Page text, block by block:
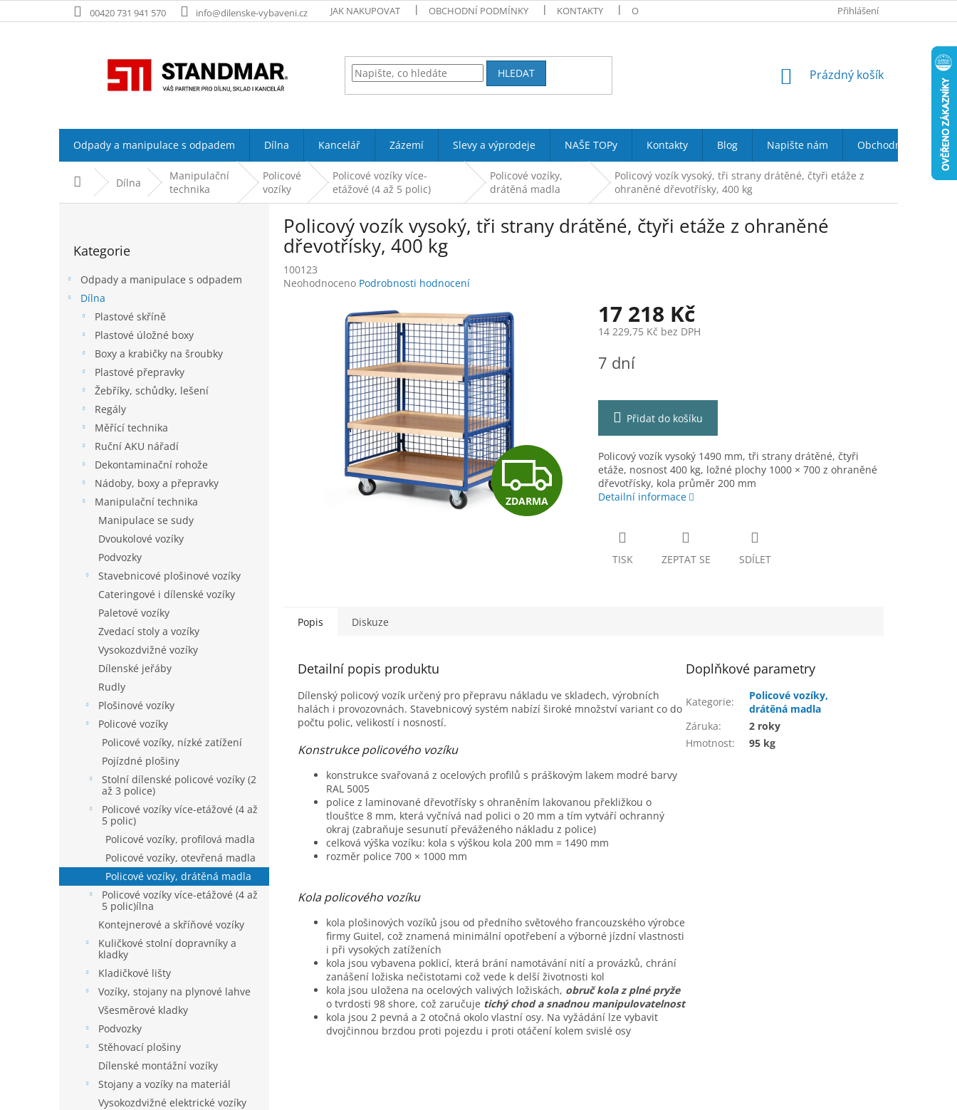
na
00420 731 941 570 info@dilenske-vybaveni.cz JAK NAKUPOVAT OBCHODNÍ PODMÍNKY KONTAKTY O NÁS DOPRAVA A PLATBA
Přihlášení
HLEDAT
NÁKUPNÍ
Prázdný košík
Odpady a manipulace s odpadem Dílna Kancelář Zázemí Slevy a výprodeje NAŠE TOPy Kontakty Blog Napište nám Obchodní podmínky
Domů Dílna
Manipulační
technika
Policové
vozíky
Policové vozíky více-
etážové (4 až 5 polic)
Policové vozíky,
drátěná madla
Policový vozík vysoký, tři strany drátěné, čtyři etáže z
ohraněné dřevotřísky, 400 kg
kategorie
Kategorie
Odpady a manipulace s odpadem
Dílna
Plastové skříně
Plastové úložné boxy
Boxy a krabičky na šroubky
Plastové přepravky
Žebříky, schůdky, lešení
Regály
Měřící technika
Ruční AKU nářadí
Dekontaminační rohože
Nádoby, boxy a přepravky
Manipulační technika
Manipulace se sudy
Dvoukolové vozíky
Podvozky
Stavebnicové plošinové vozíky
Cateringové i dílenské vozíky
Paletové vozíky
Zvedací stoly a vozíky
Vysokozdvižné vozíky
Dílenské jeřáby
Rudly
Plošinové vozíky
Policové vozíky
Policové vozíky, nízké zatížení
Pojízdné plošiny
Stolní dílenské policové vozíky (2
až 3 police)
Policové vozíky více-etážové (4 až
5 polic)
Policové vozíky, profilová madla
Policové vozíky, otevřená madla
Policové vozíky, drátěná madla
Policové vozíky více-etážové (4 až
5 polic)ílna
Kontejnerové a skříňové vozíky
Kuličkové stolní dopravníky a
kladky
Kladičkové lišty
Vozíky, stojany na plynové lahve
Všesměrové kladky
Podvozky
Stěhovací plošiny
Dílenské montážní vozíky
Stojany a vozíky na materiál
Vysokozdvižné elektrické vozíky
Policový vozík vysoký, tři strany drátěné, čtyři etáže z ohraněné
dřevotřísky, 400 kg
100123
Průměrné
Neohodnoceno Podrobnosti hodnocení
Z
D
A
ZDARMA
17 218 Kč
14 229,75 Kč bez DPH
cena:
7 dní
Přidat do košíku
Policový vozík vysoký 1490 mm, tři strany drátěné, čtyři
etáže, nosnost 400 kg, ložné plochy 1000 × 700 z ohraněné
dřevotřísky, kola průměr 200 mm
Detailní informace
TISK ZEPTAT SE SDÍLET
Popis Diskuze
Detailní popis produktu
Dílenský policový vozík určený pro přepravu nákladu ve skladech, výrobních
halách i provozovnách. Stavebnicový systém nabízí široké množství variant co do
počtu polic, velikostí i nosností.
Konstrukce policového vozíku
konstrukce svařovaná z ocelových profilů s práškovým lakem modré barvy
RAL 5005
police z laminované dřevotřísky s ohraněním lakovanou překližkou o
tloušťce 8 mm, která vyčnívá nad polici o 20 mm a tím vytváří ochranný
okraj (zabraňuje sesunutí převáženého nákladu z police)
celková výška vozíku: kola s výškou kola 200 mm = 1490 mm
rozměr police 700 × 1000 mm
Kola policového vozíku
kola plošinových vozíků jsou od předního světového francouzského výrobce
firmy Guitel, což znamená minimální opotřebení a výborné jízdní vlastnosti
i při vysokých zatíženích
kola jsou vybavena poklicí, která brání namotávání nití a provázků, chrání
zanášení ložiska nečistotami což vede k delší životnosti kol
kola jsou uložena na ocelových valivých ložiskách, obruč kola z plné pryže
o tvrdosti 98 shore, což zaručuje tichý chod a snadnou manipulovatelnost
kola jsou 2 pevná a 2 otočná okolo vlastní osy. Na vyžádání lze vybavit
dvojčinnou brzdou proti pojezdu i proti otáčení kolem svislé osy
Doplňkové parametry
Kategorie:
Policové vozíky,
drátěná madla
Záruka:
2 roky
Hmotnost: 95 kg